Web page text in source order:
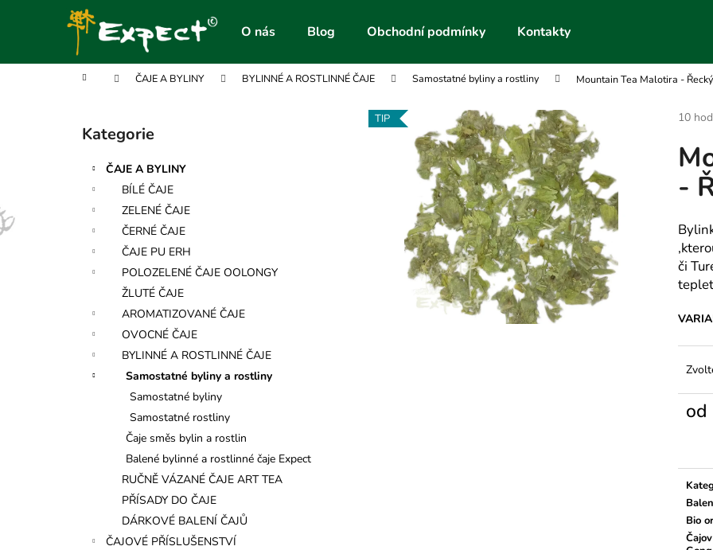
O nás Blog Obchodní podmínky Kontakty
Domů ČAJE A BYLINY BYLINNÉ A ROSTLINNÉ ČAJE Samostatné byliny a rostliny Mountain Tea Malotira -
Přeskočit
kategorie
Kategorie
ČAJE A BYLINY
BÍLÉ ČAJE
ZELENÉ ČAJE
ČERNÉ ČAJE
ČAJE PU ERH
POLOZELENÉ ČAJE OOLONGY
ŽLUTÉ ČAJE
AROMATIZOVANÉ ČAJE
OVOCNÉ ČAJE
BYLINNÉ A ROSTLINNÉ ČAJE
Samostatné byliny a rostliny
Samostatné byliny
Samostatné rostliny
Čaje směs bylin a rostlin
Balené bylinné a rostlinné čaje Expect
RUČNĚ VÁZANÉ ČAJE ART TEA
PŘÍSADY DO ČAJE
DÁRKOVÉ BALENÍ ČAJŮ
ČAJOVÉ PŘÍSLUŠENSTVÍ
je
z
10
-
či
od
Bio
TIP
í
Zpět
do
Zpět
do
Co potřebujete najít?
HLEDAT
Doporučujeme